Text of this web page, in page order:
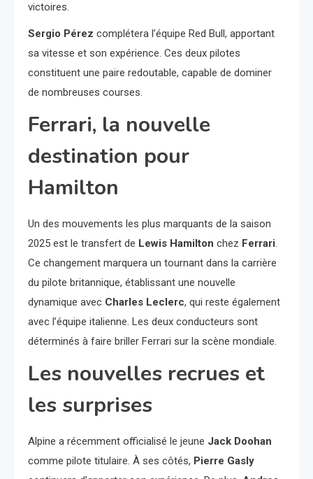
victoires.
Sergio Pérez complétera l’équipe Red Bull, apportant
sa vitesse et son expérience. Ces deux pilotes
constituent une paire redoutable, capable de dominer
de nombreuses courses.
Ferrari, la nouvelle
destination pour
Hamilton
Un des mouvements les plus marquants de la saison
2025 est le transfert de Lewis Hamilton chez Ferrari.
Ce changement marquera un tournant dans la carrière
du pilote britannique, établissant une nouvelle
dynamique avec Charles Leclerc, qui reste également
avec l’équipe italienne. Les deux conducteurs sont
déterminés à faire briller Ferrari sur la scène mondiale.
Les nouvelles recrues et
les surprises
Alpine a récemment officialisé le jeune Jack Doohan
comme pilote titulaire. À ses côtés, Pierre Gasly